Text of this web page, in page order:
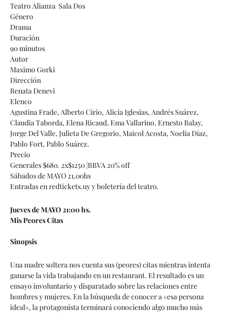
Teatro Alianza Sala Dos
Género
Drama
Duración
90 minutos
Autor
Maximo Gorki
Dirección
Renata Denevi
Elenco
Agustina Frade, Alberto Cirio, Alicia Iglesias, Andrés Suárez,
Claudia Taborda, Elena Ricaud, Ema Vallarino, Ernesto Balay,
Jorge Del Valle, Julieta De Gregorio, Maicol Acosta, Noelia Díaz,
Pablo Fort, Pablo Suárez.
Precio
Generales $680. 2x$1250 |BBVA 20% off
Sábados de MAYO 21,00hs
Entradas en redtickets.uy y boletería del teatro.
Jueves de MAYO 21:00 hs.
Mis Peores Citas
Sinopsis
Una madre soltera nos cuenta sus (peores) citas mientras intenta
ganarse la vida trabajando en un restaurant. El resultado es un
ensayo involuntario y disparatado sobre las relaciones entre
hombres y mujeres. En la búsqueda de conocer a «esa persona
ideal», la protagonista terminará conociendo algo mucho más